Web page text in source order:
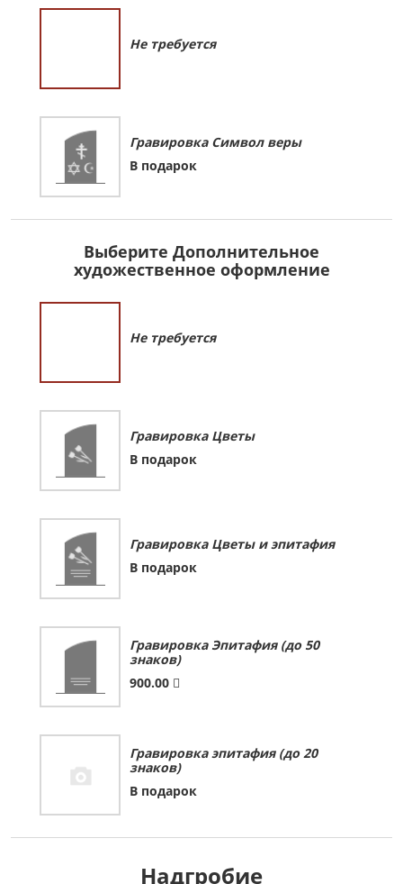
Не требуется
Гравировка Символ веры
В подарок
Выберите Дополнительное
художественное оформление
Не требуется
Гравировка Цветы
В подарок
Гравировка Цветы и эпитафия
В подарок
Гравировка Эпитафия (до 50
знаков)
900.00
Гравировка эпитафия (до 20
знаков)
В подарок
Надгробие